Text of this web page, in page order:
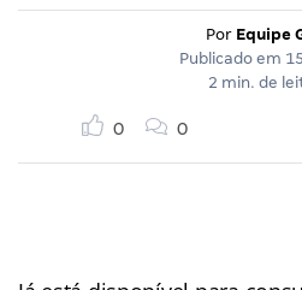
Por Equipe
Publicado em
2 min. de
0 0